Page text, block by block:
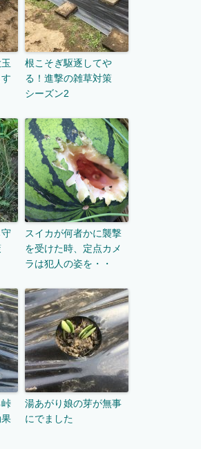
根こそぎ駆逐してや
る！進撃の雑草対策
シーズン2
スイカが何者かに襲撃
を受けた時、定点カメ
ラは犯人の姿を・・
湯あがり娘の芽が無事
にでました